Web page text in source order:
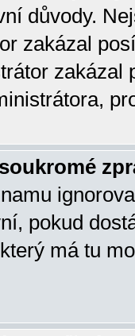
důvody.
zakázal
zakázal
pokud
má tu